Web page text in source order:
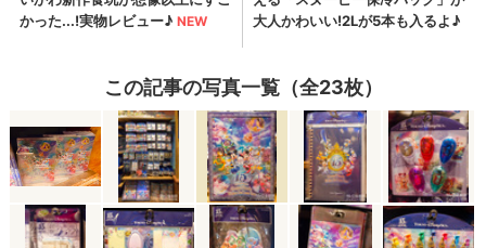
この記事の写真一覧（全23枚）